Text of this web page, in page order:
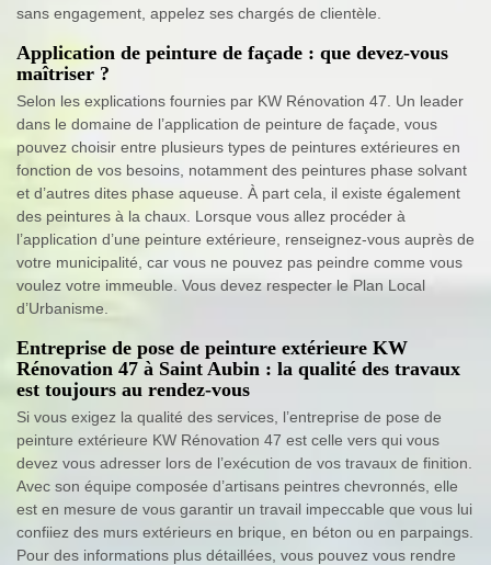
sans engagement, appelez ses chargés de clientèle.
Application de peinture de façade : que devez-vous
maîtriser ?
Selon les explications fournies par KW Rénovation 47. Un leader
dans le domaine de l’application de peinture de façade, vous
pouvez choisir entre plusieurs types de peintures extérieures en
fonction de vos besoins, notamment des peintures phase solvant
et d’autres dites phase aqueuse. À part cela, il existe également
des peintures à la chaux. Lorsque vous allez procéder à
l’application d’une peinture extérieure, renseignez-vous auprès de
votre municipalité, car vous ne pouvez pas peindre comme vous
voulez votre immeuble. Vous devez respecter le Plan Local
d’Urbanisme.
Entreprise de pose de peinture extérieure KW
Rénovation 47 à Saint Aubin : la qualité des travaux
est toujours au rendez-vous
Si vous exigez la qualité des services, l’entreprise de pose de
peinture extérieure KW Rénovation 47 est celle vers qui vous
devez vous adresser lors de l’exécution de vos travaux de finition.
Avec son équipe composée d’artisans peintres chevronnés, elle
est en mesure de vous garantir un travail impeccable que vous lui
confiiez des murs extérieurs en brique, en béton ou en parpaings.
Pour des informations plus détaillées, vous pouvez vous rendre